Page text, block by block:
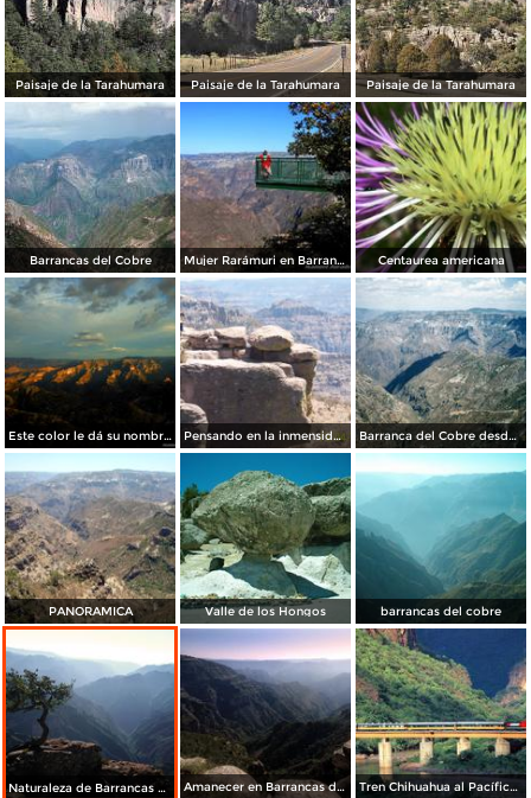
Paisaje de la Tarahumara Paisaje de la Tarahumara Paisaje de la Tarahumara
Barrancas del Cobre Mujer Rarámuri en Barrancas del Cobre Centaurea americana
Este color le dá su nombre a Barrancas del Cobre Pensando en la inmensidad Barranca del Cobre desde el divisadero. Estado de Chihuahua. 2002
PANORAMICA Valle de los Hongos barrancas del cobre
Naturaleza de Barrancas del Cobre Amanecer en Barrancas del Cobre Tren Chihuahua al Pacífico (Chepe)